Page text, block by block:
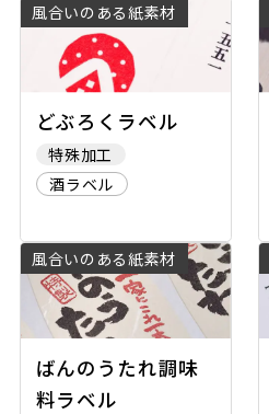
風合いのある紙素材
どぶろくラベル
特殊加工
酒ラベル
風合いのある紙素材
ばんのうたれ調味
料ラベル